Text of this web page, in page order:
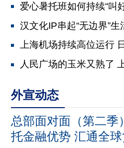
外宣动态
总部面对面（第二季
托金融优势 汇通全